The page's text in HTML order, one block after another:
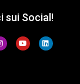
sui Social!